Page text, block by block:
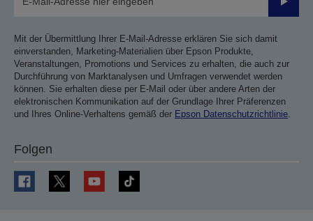
Mit der Übermittlung Ihrer E-Mail-Adresse erklären Sie sich damit
einverstanden, Marketing-Materialien über Epson Produkte,
Veranstaltungen, Promotions und Services zu erhalten, die auch zur
Durchführung von Marktanalysen und Umfragen verwendet werden
können. Sie erhalten diese per E-Mail oder über andere Arten der
elektronischen Kommunikation auf der Grundlage Ihrer Präferenzen
und Ihres Online-Verhaltens gemäß der Epson Datenschutzrichtlinie.
Folgen